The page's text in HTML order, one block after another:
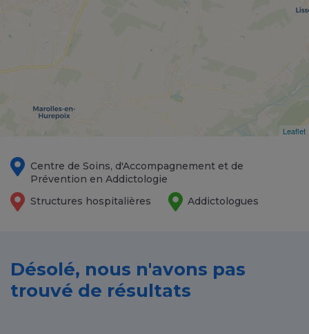
Leaflet
Centre de Soins, d'Accompagnement et de
Prévention en Addictologie
Structures hospitalières
Addictologues
Désolé, nous n'avons pas
trouvé de résultats